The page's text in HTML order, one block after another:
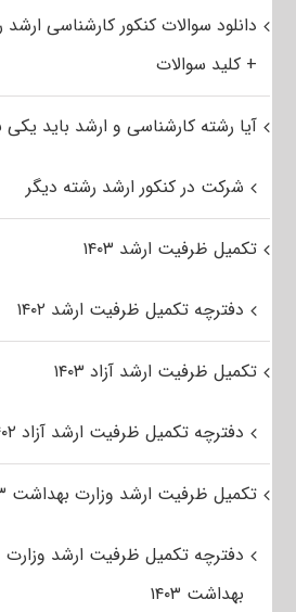
دانلود سوالات کنکور کارشناسی ارشد
+ کلید سوالات
آیا رشته کارشناسی و ارشد باید یکی
شرکت در کنکور ارشد رشته دیگر
تکمیل ظرفیت ارشد ۱۴۰۳
دفترچه تکمیل ظرفیت ارشد ۱۴۰۲
تکمیل ظرفیت ارشد آزاد ۱۴۰۳
دفترچه تکمیل ظرفیت ارشد آزاد ۱۴۰۲
تکمیل ظرفیت ارشد وزارت بهداشت ۱۴۰۳
دفترچه تکمیل ظرفیت ارشد وزارت
بهداشت ۱۴۰۳